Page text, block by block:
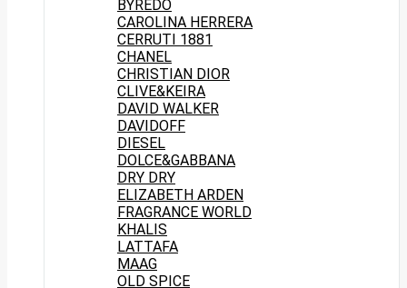
BYREDO
CAROLINA HERRERA
CERRUTI 1881
CHANEL
CHRISTIAN DIOR
CLIVE&KEIRA
DAVID WALKER
DAVIDOFF
DIESEL
DOLCE&GABBANA
DRY DRY
ELIZABETH ARDEN
FRAGRANCE WORLD
KHALIS
LATTAFA
MAAG
OLD SPICE